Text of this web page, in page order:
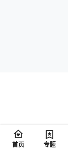
首页 专题